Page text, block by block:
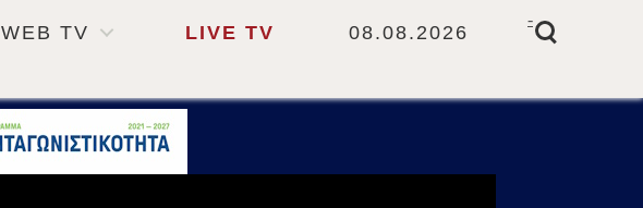
WEB TV LIVE TV 08.08.2026
-